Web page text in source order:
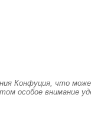
Конфуция, что
особое внимание